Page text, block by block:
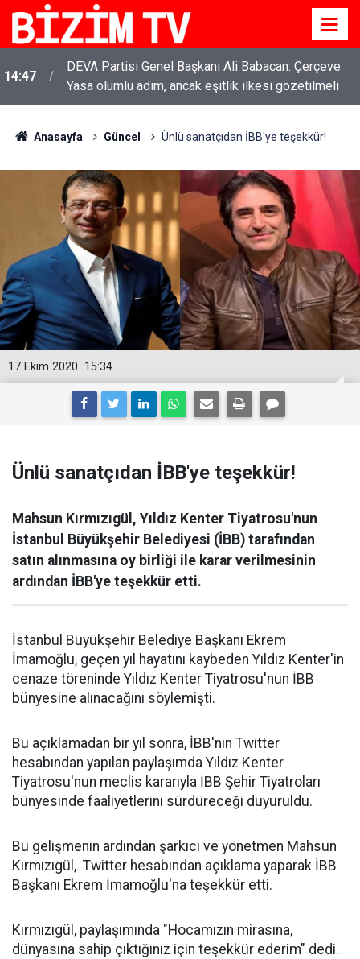
14:47
DEVA Partisi Genel Başkanı Ali Babacan: Çerçeve
Yasa olumlu adım, ancak eşitlik ilkesi gözetilmeli
Anasayfa Güncel Ünlü sanatçıdan İBB'ye teşekkür!
15:34
17 Ekim 2020
Ünlü sanatçıdan İBB'ye teşekkür!
Mahsun Kırmızıgül, Yıldız Kenter Tiyatrosu'nun
İstanbul Büyükşehir Belediyesi (İBB) tarafından
satın alınmasına oy birliği ile karar verilmesinin
ardından İBB'ye teşekkür etti.
İstanbul Büyükşehir Belediye Başkanı Ekrem
İmamoğlu, geçen yıl hayatını kaybeden Yıldız Kenter'in
cenaze töreninde Yıldız Kenter Tiyatrosu'nun İBB
bünyesine alınacağını söylemişti.
Bu açıklamadan bir yıl sonra, İBB'nin Twitter
hesabından yapılan paylaşımda Yıldız Kenter
Tiyatrosu'nun meclis kararıyla İBB Şehir Tiyatroları
bünyesinde faaliyetlerini sürdüreceği duyuruldu.
Bu gelişmenin ardından şarkıcı ve yönetmen Mahsun
Kırmızıgül, Twitter hesabından açıklama yaparak İBB
Başkanı Ekrem İmamoğlu'na teşekkür etti.
Kırmızıgül, paylaşımında "Hocamızın mirasına,
dünyasına sahip çıktığınız için teşekkür ederim" dedi.